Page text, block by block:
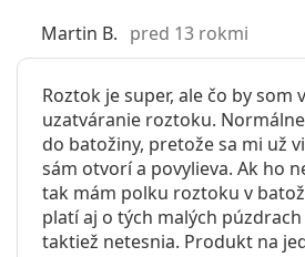
Martin B. pred 13 rokmi
Roztok je super, ale čo by som
uzatváranie roztoku.
do batožiny, pretože sa mi už
sám otvorí a povylieva. Ak ho
tak mám polku roztoku v
platí aj o tých malých
taktiež netesnia. Produkt na